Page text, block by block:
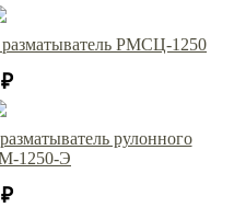
РМСЦ-1250
рулонного
1250-Э